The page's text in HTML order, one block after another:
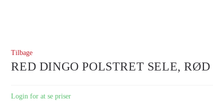
Tilbage
RED DINGO POLSTRET SELE, RØD
Login for at se priser